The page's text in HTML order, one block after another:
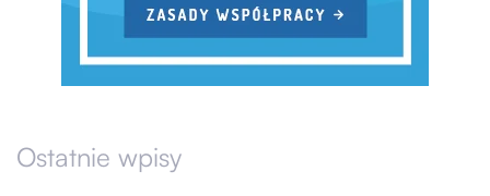
Ostatnie wpisy